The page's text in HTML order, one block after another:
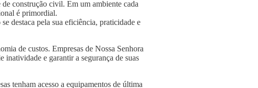
construção civil. Em um ambiente cada
é primordial.
destaca pela sua eficiência, praticidade e
de custos. Empresas de Nossa Senhora
e garantir a segurança de suas
tenham acesso a equipamentos de última